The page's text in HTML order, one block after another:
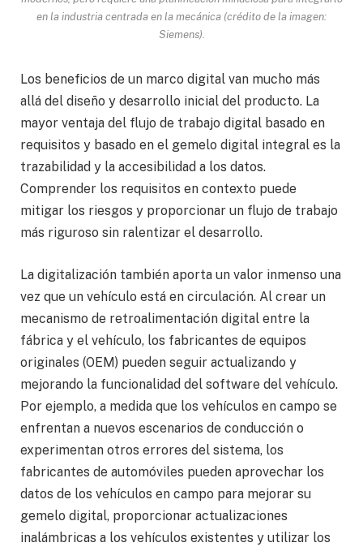
en la industria centrada en la mecánica (crédito de la imagen:
Siemens).
Los beneficios de un marco digital van mucho más
allá del diseño y desarrollo inicial del producto. La
mayor ventaja del flujo de trabajo digital basado en
requisitos y basado en el gemelo digital integral es la
trazabilidad y la accesibilidad a los datos.
Comprender los requisitos en contexto puede
mitigar los riesgos y proporcionar un flujo de trabajo
más riguroso sin ralentizar el desarrollo.
La digitalización también aporta un valor inmenso una
vez que un vehículo está en circulación. Al crear un
mecanismo de retroalimentación digital entre la
fábrica y el vehículo, los fabricantes de equipos
originales (OEM) pueden seguir actualizando y
mejorando la funcionalidad del software del vehículo.
Por ejemplo, a medida que los vehículos en campo se
enfrentan a nuevos escenarios de conducción o
experimentan otros errores del sistema, los
fabricantes de automóviles pueden aprovechar los
datos de los vehículos en campo para mejorar su
gemelo digital, proporcionar actualizaciones
inalámbricas a los vehículos existentes y utilizar los